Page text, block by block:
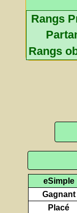
Rangs
Rangs
eSimple
Gagnant
Placé